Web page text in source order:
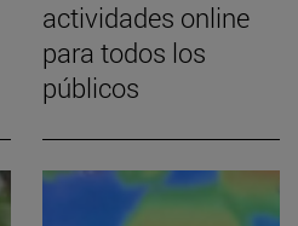
actividades online
para todos los
públicos